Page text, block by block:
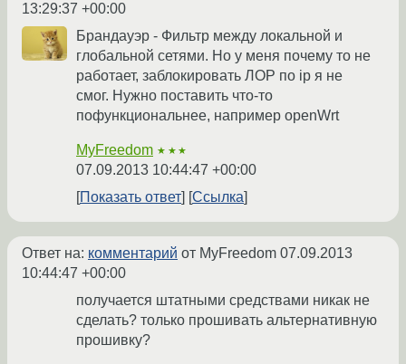
13:29:37 +00:00
Брандауэр - Фильтр между локальной и
глобальной сетями. Но у меня почему то не
работает, заблокировать ЛОР по ip я не
смог. Нужно поставить что-то
пофункциональнее, например openWrt
MyFreedom ★★★
07.09.2013 10:44:47 +00:00
Показать ответ
Ссылка
Ответ на: комментарий от MyFreedom 07.09.2013
10:44:47 +00:00
получается штатными средствами никак не
сделать? только прошивать альтернативную
прошивку?